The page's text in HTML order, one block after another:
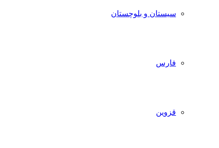
سیستان و بلوچستان
فارس
قزوین